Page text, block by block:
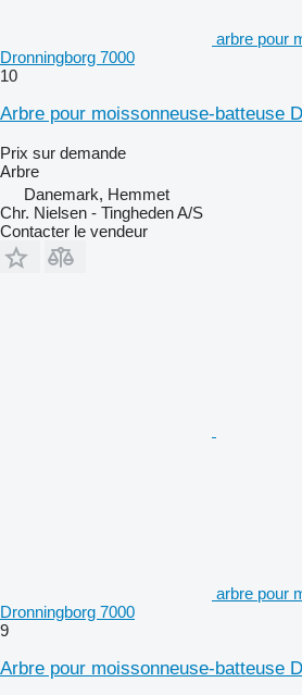
arbre pour
Dronningborg 7000
10
Arbre pour moissonneuse-batteuse
Prix sur demande
Arbre
Danemark, Hemmet
Chr. Nielsen - Tingheden A/S
Contacter le vendeur
arbre pour
Dronningborg 7000
9
Arbre pour moissonneuse-batteuse